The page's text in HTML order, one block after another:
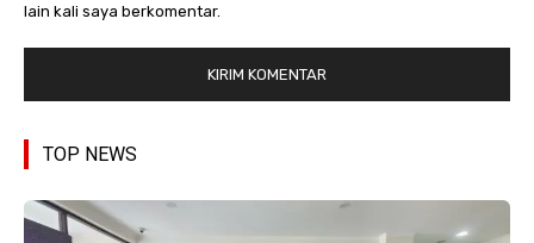
lain kali saya berkomentar.
TOP NEWS